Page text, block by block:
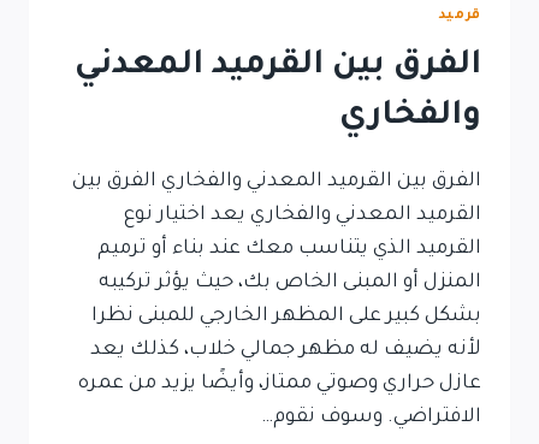
قرميد
الفرق بين القرميد المعدني
والفخاري
الفرق بين القرميد المعدني والفخاري الفرق بين
القرميد المعدني والفخاري يعد اختيار نوع
القرميد الذي يتناسب معك عند بناء أو ترميم
المنزل أو المبنى الخاص بك، حيث يؤثر تركيبه
بشكل كبير على المظهر الخارجي للمبنى نظرا
لأنه يضيف له مظهر جمالي خلاب، كذلك يعد
عازل حراري وصوتي ممتاز، وأيضًا يزيد من عمره
الافتراضي. وسوف نقوم…